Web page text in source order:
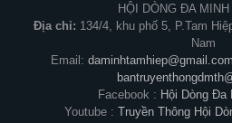
HỘI DÒNG ĐA
Địa chỉ: 134/4, khu phố 5, P.Tam
Nam
Email: daminhtamhiep@gmail.com
Facebook : Hội Dòng Đa
Youtube : Truyền Thông Hội